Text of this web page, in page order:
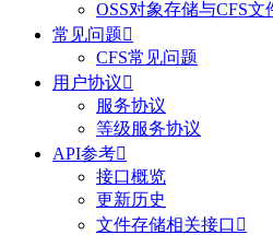
OSS对象存储与CFS
常见问题
CFS常见问题
用户协议
服务协议
等级服务协议
API参考
接口概览
更新历史
文件存储相关接口 